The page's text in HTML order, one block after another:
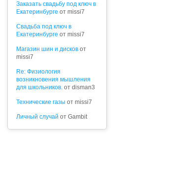
Заказать свадьбу под ключ в
Екатеринбурге от missi7
Cвадьба под ключ в
Екатеринбурге от missi7
Магазин шин и дисков от
missi7
Re: Физиология
возникновения мышления
для школьников. от disman3
Технические газы от missi7
Личный случай от Gambit